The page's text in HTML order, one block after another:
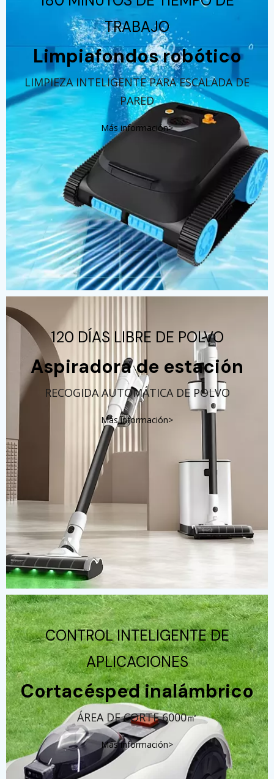
TRABAJO
Limpiafondos robótico
LIMPIEZA INTELIGENTE PARA ESCALADA DE
PARED
Más información>
120 DÍAS LIBRE DE POLVO
Aspiradora de estación
RECOGIDA AUTOMÁTICA DE POLVO
Más información>
CONTROL INTELIGENTE DE
APLICACIONES
Cortacésped inalámbrico
ÁREA DE CORTE 6000㎡
Más información>